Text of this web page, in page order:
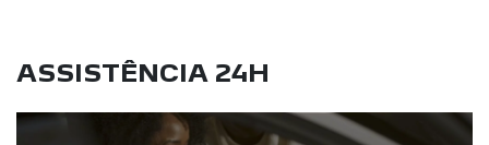
ASSISTÊNCIA 24H